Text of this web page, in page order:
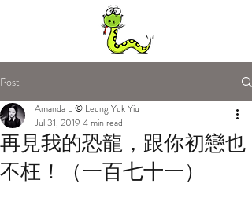
Post
再見我的恐龍，跟你初戀也
不枉！（一百七十一）
Amanda L © Leung Yuk Yiu
Jul 31, 2019 4 min read